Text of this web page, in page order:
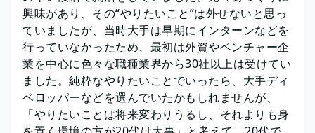
興味があり、その“やりたいこと”は外せないと思っ
ていましたが、当時大手は早期にインターンなどを
行っていなかったため、最初は外資やベンチャー企
業を中心に色々な職種業界から30社以上は受けてい
ました。純粋なやりたいことでいったら、大手ディ
ベロッパーなどを選んでいたかもしれませんが、
「やりたいことは将来変わりうるし、それよりも身